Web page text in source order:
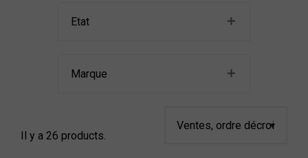
Etat
Marque
Il y a 26 products.